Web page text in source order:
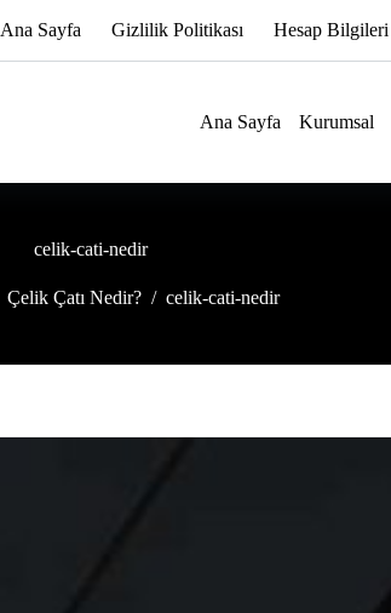
Ana Sayfa Gizlilik Politikası Hesap Bilgileri
Ana Sayfa Kurumsal
celik-cati-nedir
Çelik Çatı Nedir? / celik-cati-nedir